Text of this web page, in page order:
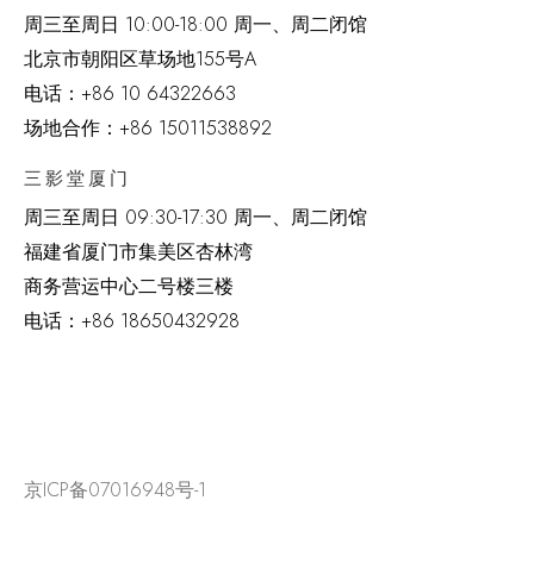
周三至周日 10:00-18:00 周一、周二闭馆
北京市朝阳区草场地155号A
电话： +86 10 64322663
场地合作：+86 15011538892
三影堂厦门
周三至周日 09:30-17:30 周一、周二闭馆
福建省厦门市集美区杏林湾
商务营运中心二号楼三楼
电话： +86 18650432928
京ICP备07016948号-1